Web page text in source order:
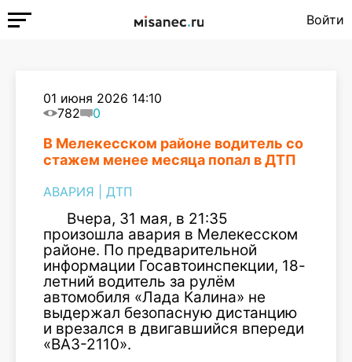
Войти
01 июня 2026 14:10
782
0
В Мелекесском районе водитель со
стажем менее месяца попал в ДТП
АВАРИЯ ДТП
Вчера, 31 мая, в 21:35
произошла авария в Мелекесском
районе. По предварительной
информации Госавтоинспекции, 18-
летний водитель за рулём
автомобиля «Лада Калина» не
выдержал безопасную дистанцию
и врезался в двигавшийся впереди
«ВАЗ-2110».